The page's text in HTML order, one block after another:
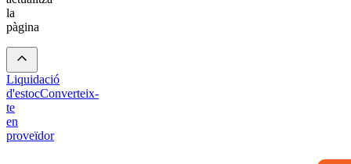
la
pàgina
Liquidació
d'estocConverteix-
te
en
proveïdor